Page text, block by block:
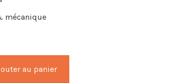
mécanique
au panier